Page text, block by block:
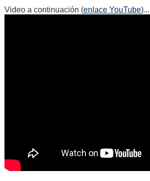
Video a continuación (enlace YouTube)...